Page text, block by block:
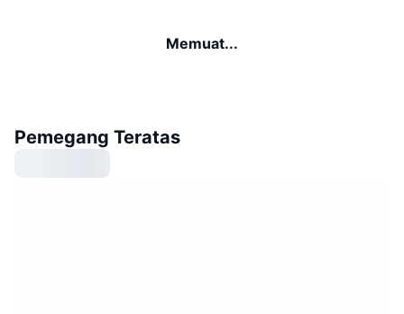
Memuat...
Pemegang Teratas